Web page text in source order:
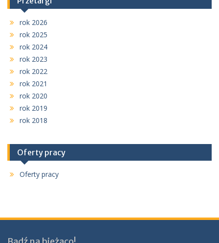
rok 2026
rok 2025
rok 2024
rok 2023
rok 2022
rok 2021
rok 2020
rok 2019
rok 2018
Oferty pracy
Oferty pracy